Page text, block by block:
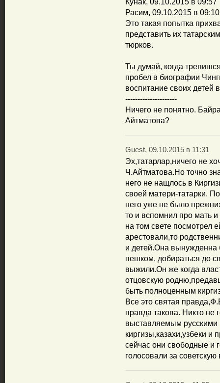
Кунак, 09.10.2015 в 09:57
Расим, 09.10.2015 в 09:10
Это такая попытка
представить их
тюрков.
Ты думай, когда
пробел в биографии
воспитание своих детей
---------------------
Ничего не понятно.
Айтматова?
Guest, 09.10.2015 в 11:31
Эх,татарлар,ничего не
Ч.Айтматова.Но точно
него не нащлось в
своей матери-татарки.
него уже не было
то и вспомнил про мать
на том свете посмотрел
арестовали,то
и детей.Она вынужденна
пешком, добираться до
выжили.Он же когда
отцовскую
быть полноценным
Все это святая
правда такова. Никто не
выставляемым русскими
киргизы,казахи,узбеки и
сейчас они свободные и
голосовали за советскую